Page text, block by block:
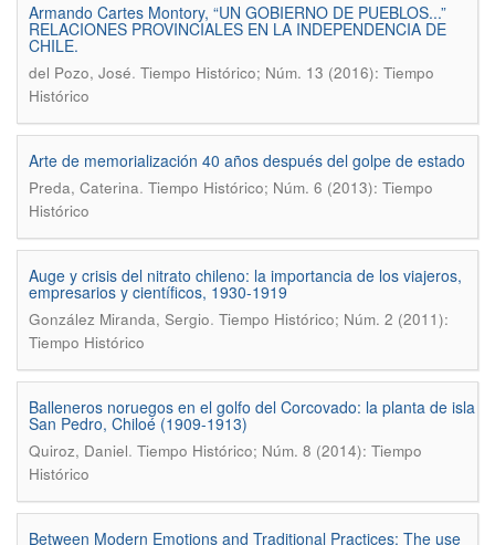
Armando Cartes Montory, “UN GOBIERNO DE PUEBLOS...”
RELACIONES PROVINCIALES EN LA INDEPENDENCIA DE
CHILE.
del Pozo, José. Tiempo Histórico; Núm. 13 (2016): Tiempo
Histórico
Arte de memorialización 40 años después del golpe de estado
Preda, Caterina. Tiempo Histórico; Núm. 6 (2013): Tiempo
Histórico
Auge y crisis del nitrato chileno: la importancia de los viajeros,
empresarios y científicos, 1930-1919
González Miranda, Sergio. Tiempo Histórico; Núm. 2 (2011):
Tiempo Histórico
Balleneros noruegos en el golfo del Corcovado: la planta de isla
San Pedro, Chiloé (1909-1913)
Quiroz, Daniel. Tiempo Histórico; Núm. 8 (2014): Tiempo
Histórico
Between Modern Emotions and Traditional Practices: The use